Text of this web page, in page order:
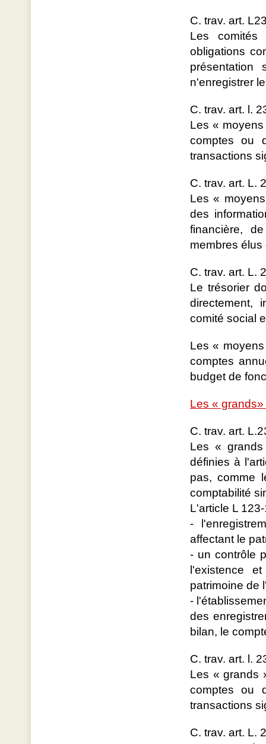
C. trav. art.
Les
obligations
présentation
n'enregistrer
C. trav. art. l.
Les «
comptes ou
transactions
C. trav. art. L.
Les «
des
financière,
membres
C. trav. art. L.
Le trésorier
directement,
comité social
Les «
comptes
budget de
Les «
C. trav. art.
Les «
définies à
pas, comme
comptabilité
L'article L
-
affectant le
- un contrôle
l'existence
patrimoine de
-
des
bilan, le
C. trav. art. l.
Les « grands
comptes ou
transactions
C. trav. art. L.